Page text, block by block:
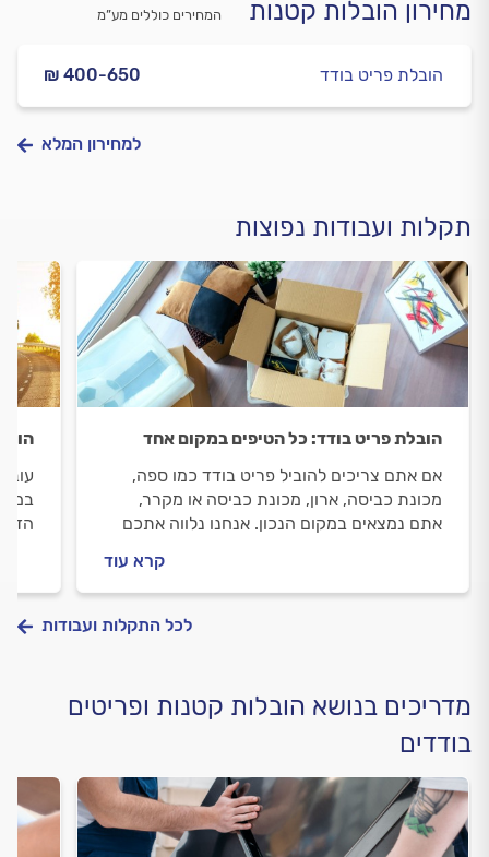
מחירון הובלות קטנות המחירים כוללים מע”מ
₪ 400-650 הובלת פריט בודד
למחירון המלא
תקלות ועבודות נפוצות
הובלת פריט בודד: כל הטיפים במקום אחד
אם אתם צריכים להוביל פריט בודד כמו ספה,
מכונת כביסה, ארון, מכונת כביסה או מקרר,
אתם נמצאים במקום הנכון. אנחנו נלווה אתכם
הולכים לשלם ואיך כדאי להתנהל עם המוביל.
קרא עוד
לכל התקלות ועבודות
מדריכים בנושא הובלות קטנות ופריטים
בודדים